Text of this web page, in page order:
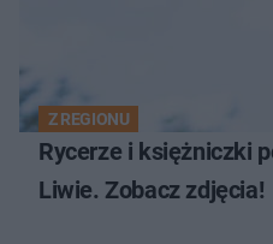
Z REGIONU
Rycerze i księżniczki
Liwie. Zobacz zdjęcia!